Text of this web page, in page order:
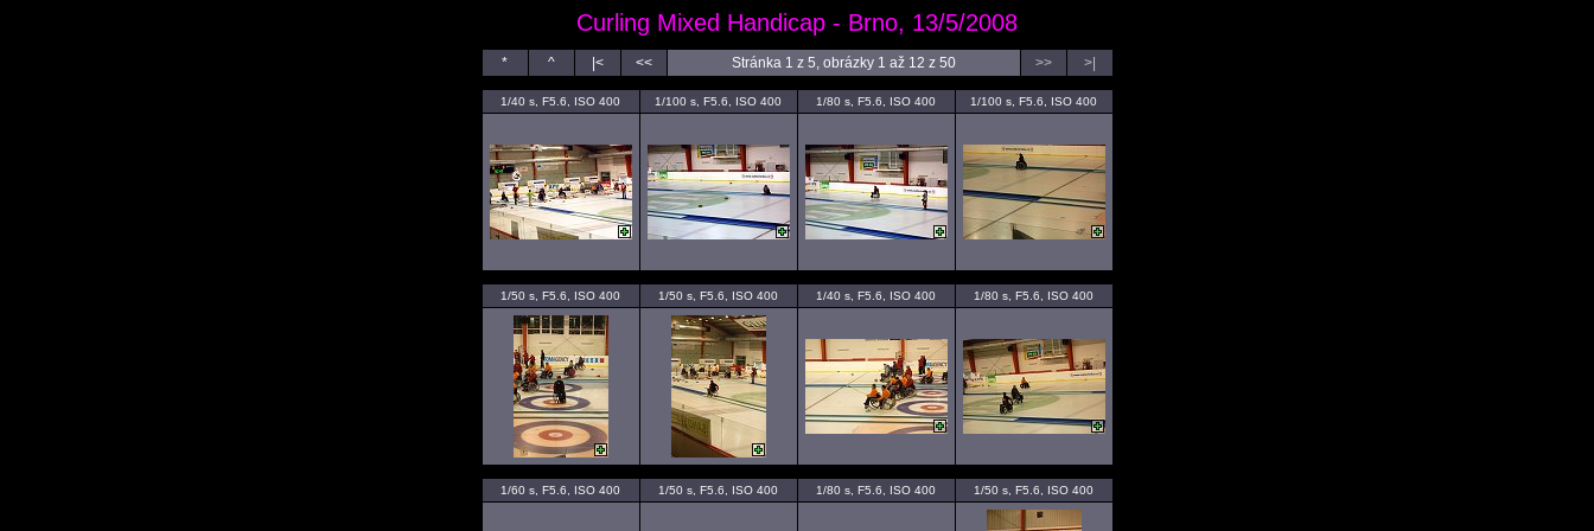
Curling Mixed Handicap - Brno, 13/5/2008
* ^ |< << Stránka 1 z 5, obrázky 1 až 12 z 50 >> >|
1/40 s, F5.6, ISO 400 1/100 s, F5.6, ISO 400 1/80 s, F5.6, ISO 400 1/100 s, F5.6, ISO 400
1/50 s, F5.6, ISO 400 1/50 s, F5.6, ISO 400 1/40 s, F5.6, ISO 400 1/80 s, F5.6, ISO 400
1/60 s, F5.6, ISO 400 1/50 s, F5.6, ISO 400 1/80 s, F5.6, ISO 400 1/50 s, F5.6, ISO 400